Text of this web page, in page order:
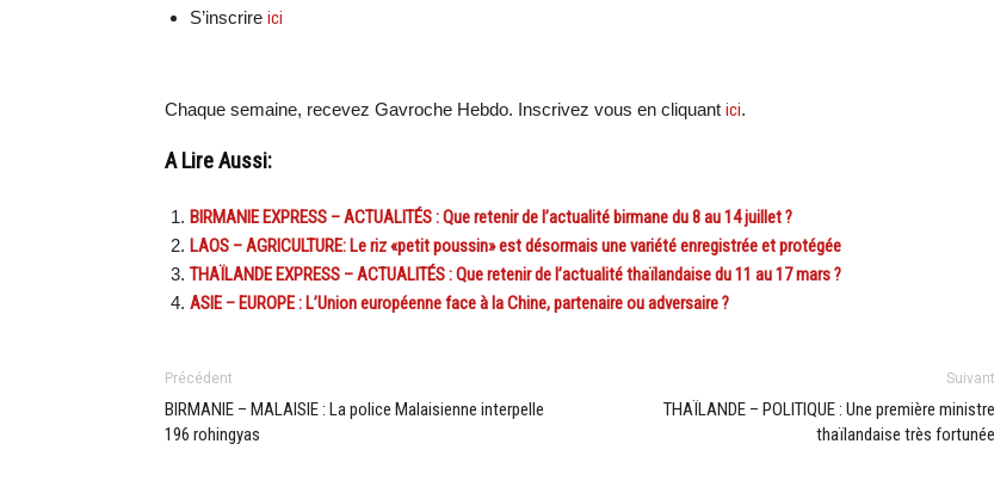
S’inscrire ici
Chaque semaine, recevez Gavroche Hebdo. Inscrivez vous en cliquant ici.
A Lire Aussi:
BIRMANIE EXPRESS – ACTUALITÉS : Que retenir de l’actualité birmane du 8 au 14 juillet ?
LAOS – AGRICULTURE: Le riz «petit poussin» est désormais une variété enregistrée et protégée
THAÏLANDE EXPRESS – ACTUALITÉS : Que retenir de l’actualité thaïlandaise du 11 au 17 mars ?
ASIE – EUROPE : L’Union européenne face à la Chine, partenaire ou adversaire ?
Précédent
BIRMANIE – MALAISIE : La police Malaisienne interpelle
196 rohingyas
Suivant
THAÏLANDE – POLITIQUE : Une première ministre
thaïlandaise très fortunée